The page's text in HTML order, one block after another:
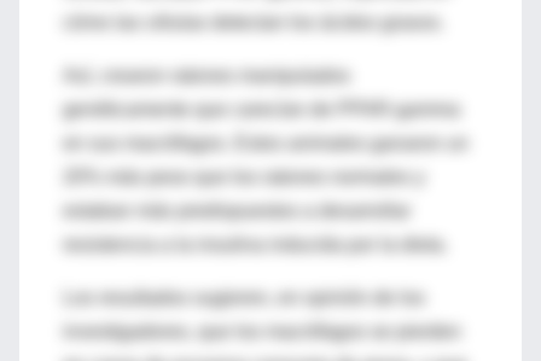
genéticamente que carecían de PPAR-gamma
en sus macrófagos. Estos animales ganaron un
Los resultados sugieren, en opinión de los
investigadores, que los macrófagos se pierden